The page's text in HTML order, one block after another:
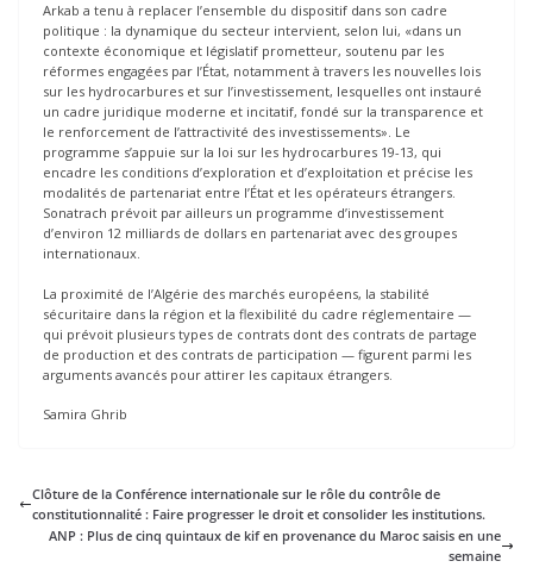
Arkab a tenu à replacer l’ensemble du dispositif dans son cadre
politique : la dynamique du secteur intervient, selon lui, «dans un
contexte économique et législatif prometteur, soutenu par les
réformes engagées par l’État, notamment à travers les nouvelles lois
sur les hydrocarbures et sur l’investissement, lesquelles ont instauré
un cadre juridique moderne et incitatif, fondé sur la transparence et
le renforcement de l’attractivité des investissements». Le
programme s’appuie sur la loi sur les hydrocarbures 19-13, qui
encadre les conditions d’exploration et d’exploitation et précise les
modalités de partenariat entre l’État et les opérateurs étrangers.
Sonatrach prévoit par ailleurs un programme d’investissement
d’environ 12 milliards de dollars en partenariat avec des groupes
internationaux.
La proximité de l’Algérie des marchés européens, la stabilité
sécuritaire dans la région et la flexibilité du cadre réglementaire —
qui prévoit plusieurs types de contrats dont des contrats de partage
de production et des contrats de participation — figurent parmi les
arguments avancés pour attirer les capitaux étrangers.
Samira Ghrib
Clôture de la Conférence internationale sur le rôle du contrôle de
constitutionnalité : Faire progresser le droit et consolider les institutions.
ANP : Plus de cinq quintaux de kif en provenance du Maroc saisis en une
semaine